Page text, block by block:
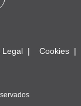
Legal Cookies